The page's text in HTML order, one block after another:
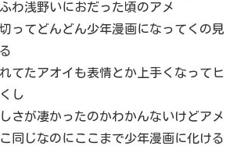
わ浅野いにおだった頃のアメ
ってどんどん少年漫画になってくの見
てたアオイも表情とか上手くなってヒ
し
さが凄かったのかわかんないけどアメ
同じなのにここまで少年漫画に化ける